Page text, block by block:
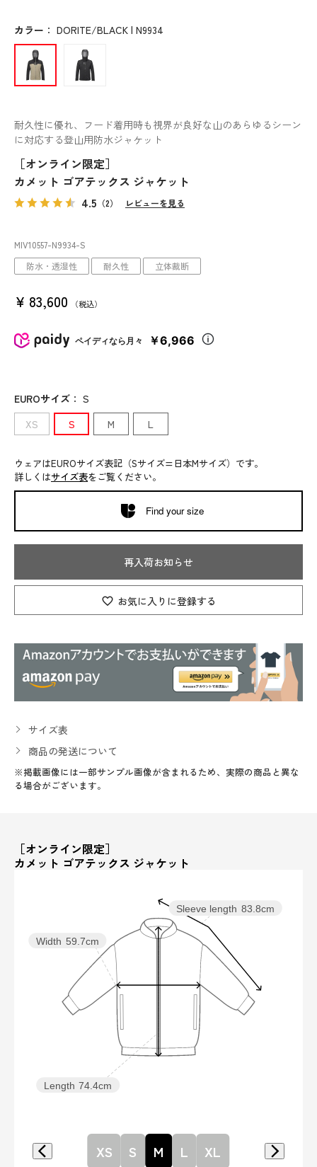
耐久性に優れ、フード着用時も視界が良好な山のあらゆるシーン
に対応する登山用防水ジャケット
［オンライン限定］
カメット ゴアテックス ジャケット
4.5 （2） レビューを見る
MIV10557-N9934-S
防水・透湿性 耐久性 立体裁断
¥ 83,600 税込
ペイディなら月々 ￥6,966
カラー ： DORITE/BLACK | N9934
EUROサイズ ： S
XS
S M L
ウェアはEUROサイズ表記（Sサイズ=日本Mサイズ）です。
詳しくはサイズ表をご覧ください。
Find your size
再入荷お知らせ
お気に入りに登録する
サイズ表
商品の発送について
※掲載画像には一部サンプル画像が含まれるため、実際の商品と異な
る場合がございます。
［オンライン限定］
カメット ゴアテックス ジャケット
Sleeve length 83.8cm
Length 74.4cm
Width 59.7cm
XS S M L XL